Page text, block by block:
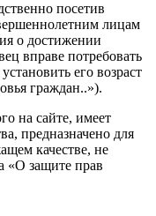
посетив
лицам
о достижении
вправе потребовать
его возраст
граждан..»).
на сайте, имеет
предназначено для
качестве, не
«О защите прав